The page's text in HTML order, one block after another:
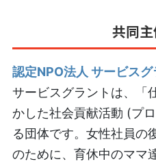
共同
認定NPO法人 サービスグ
サービスグラントは、「
かした社会貢献活動 (プ
る団体です。女性社員の
のために、育休中のママ